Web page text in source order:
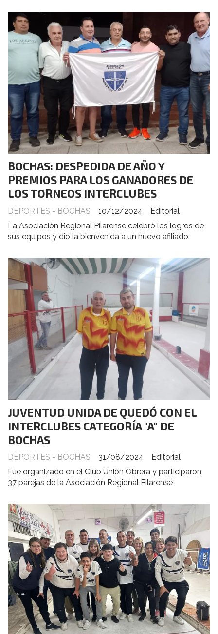
BOCHAS: DESPEDIDA DE AÑO Y
PREMIOS PARA LOS GANADORES DE
LOS TORNEOS INTERCLUBES
Editorial
DEPORTES - BOCHAS
10/12/2024
La Asociación Regional Pilarense celebró los logros de
sus equipos y dio la bienvenida a un nuevo afiliado.
JUVENTUD UNIDA DE QUEDÓ CON EL
INTERCLUBES CATEGORÍA "A" DE
BOCHAS
Editorial
DEPORTES - BOCHAS
31/08/2024
Fue organizado en el Club Unión Obrera y participaron
37 parejas de la Asociación Regional Pilarense